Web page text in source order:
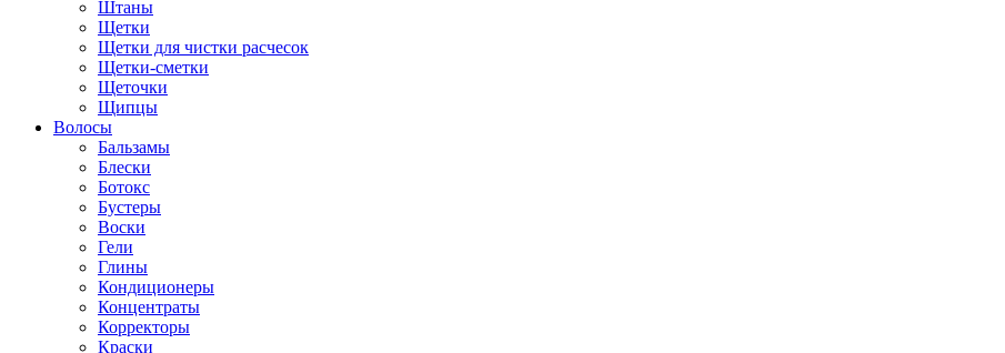
Штаны
Щетки
Щетки для чистки расчесок
Щетки-сметки
Щеточки
Щипцы
Волосы
Бальзамы
Блески
Ботокс
Бустеры
Воски
Гели
Глины
Кондиционеры
Концентраты
Корректоры
Краски